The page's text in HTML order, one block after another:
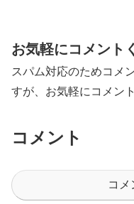
お気軽にコメント
スパム対応のためコメ
すが、お気軽にコメン
コメント
コメ